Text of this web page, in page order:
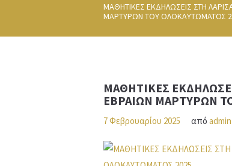
ΜΑΘΗΤΙΚΕΣ ΕΚΔΗΛΩΣΕΙΣ ΣΤΗ
ΜΑΡΤΥΡΩΝ ΤΟΥ ΟΛΟΚΑΥΤΩΜΑΤΟΣ
ΜΑΘΗΤΙΚΕΣ
ΕΒΡΑΙΩΝ ΜΑΡΤΥΡΩΝ
7 Φεβρουαρίου 2025 από admin